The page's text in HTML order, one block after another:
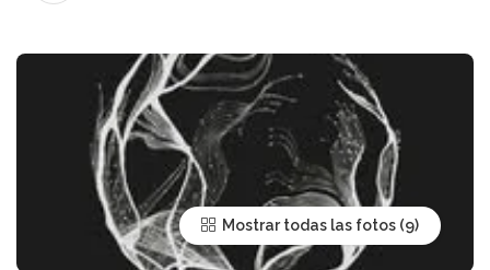
Mostrar todas las fotos